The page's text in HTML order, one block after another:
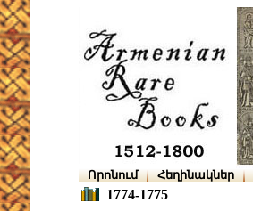
Որոնում Հեղինակներ
1774-1775